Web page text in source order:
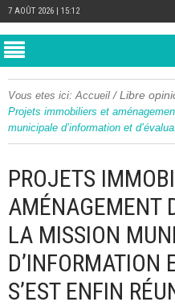
7 AOÛT 2026 | 15:12
Vous etes ici: Accueil /Libre
Projets immobiliers et
municipale d’information et
PROJETS
AMÉNAGEMENT
LA MISSION
D’INFORMATION
S’EST ENFIN